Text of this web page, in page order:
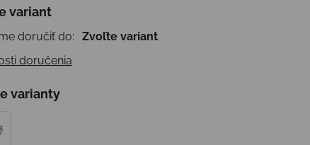
cena:
variant
doručiť do:
Zvoľte variant
doručenia
varianty